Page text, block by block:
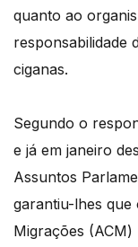
quanto ao
responsabilidade
ciganas.
Segundo o
e já em janeiro
Assuntos
garantiu-lhes que
Migrações